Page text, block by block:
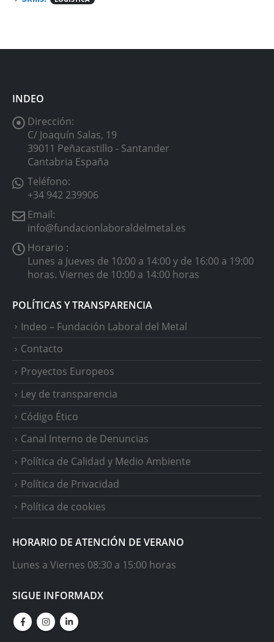
INDEO
Dirección:
C/ Joaquín Salas, 19
39011 Peñacastillo - Santander
Cantabria España
Teléfono:
+34 942 239906
Email:
info@fundacionlaboraldelmetal.es
Horario :
Lunes a Jueves de 10:00 a 14:00 y de 16:00 a 19:00
horas. Viernes de 10:00 a 14:00 horas
POLÍTICAS Y TRANSPARENCIA
Indeo – Fundación Laboral del Metal
Contacto
Proyectos Europeos
Ley de transparencia
Código Ético
Canal Interno de Denuncias
Política de Calidad y Medio Ambiente
Política de Privacidad
Política de cookies
HORARIO DE ATENCIÓN DE VERANO
Lunes a Viernes 08:30 a 15:00 horas
SIGUE INFORMADX